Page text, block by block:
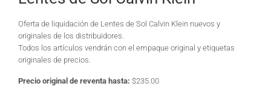
Oferta de liquidación de Lentes de Sol Calvin Klein nuevos y
originales de los distribuidores.
Todos los artículos vendrán con el empaque original y etiquetas
originales de precios.
Precio original de reventa hasta: $235.00